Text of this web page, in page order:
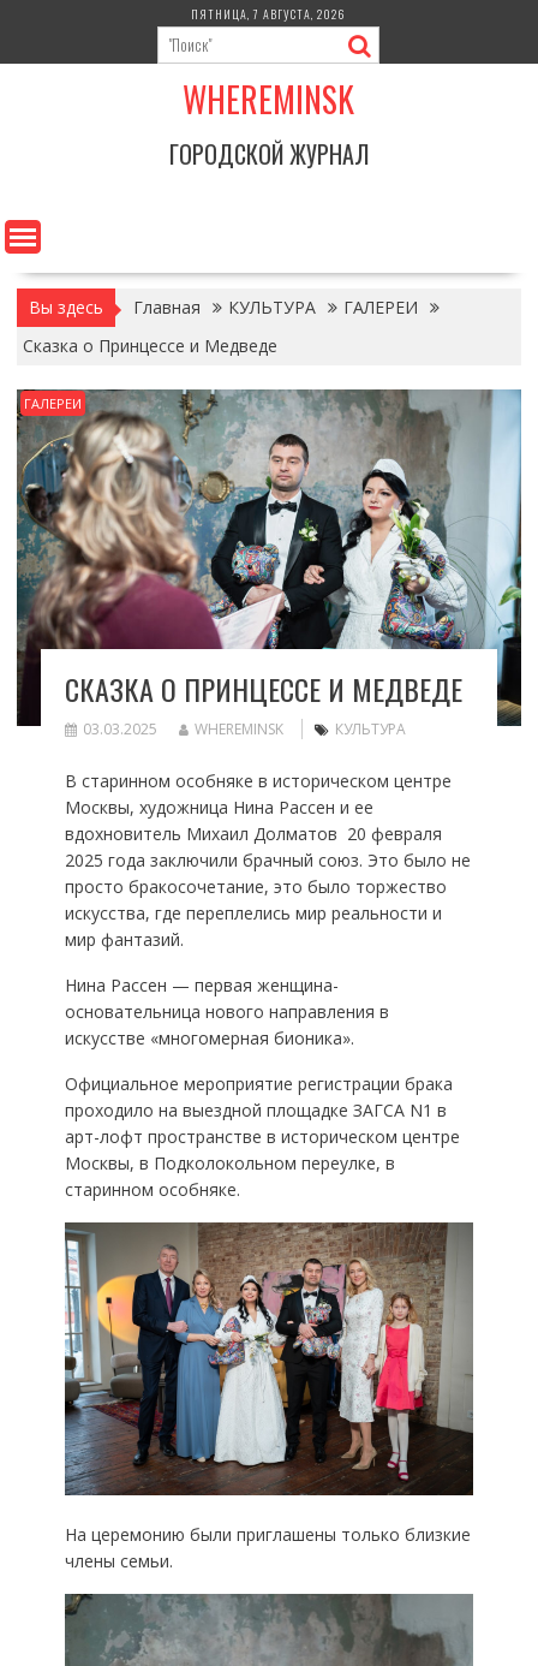
содержимому
ПЯТНИЦА, 7 АВГУСТА, 2026
WHEREMINSK
ГОРОДСКОЙ ЖУРНАЛ
Вы здесь Главная КУЛЬТУРА
ГАЛЕРЕИ
Сказка о Принцессе и Медведе
ГАЛЕРЕИ
СКАЗКА О ПРИНЦЕССЕ И МЕДВЕДЕ
03.03.2025 WHEREMINSK КУЛЬТУРА
В старинном особняке в историческом центре
Москвы, художница Нина Рассен и ее
вдохновитель Михаил Долматов 20 февраля
2025 года заключили брачный союз. Это было не
просто бракосочетание, это было торжество
искусства, где переплелись мир реальности и
мир фантазий.
Нина Рассен — первая женщина-
основательница нового направления в
искусстве «многомерная бионика».
Официальное мероприятие регистрации брака
проходило на выездной площадке ЗАГСА N1 в
арт-лофт пространстве в историческом центре
Москвы, в Подколокольном переулке, в
старинном особняке.
На церемонию были приглашены только близкие
члены семьи.